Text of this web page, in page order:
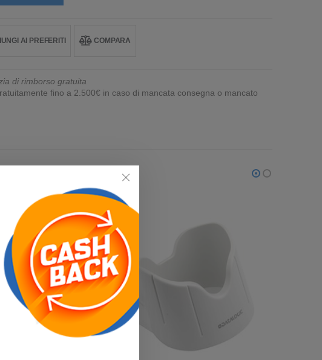
AI PREFERITI COMPARA
di rimborso gratuita
fino a 2.500€ in caso di mancata consegna o mancato